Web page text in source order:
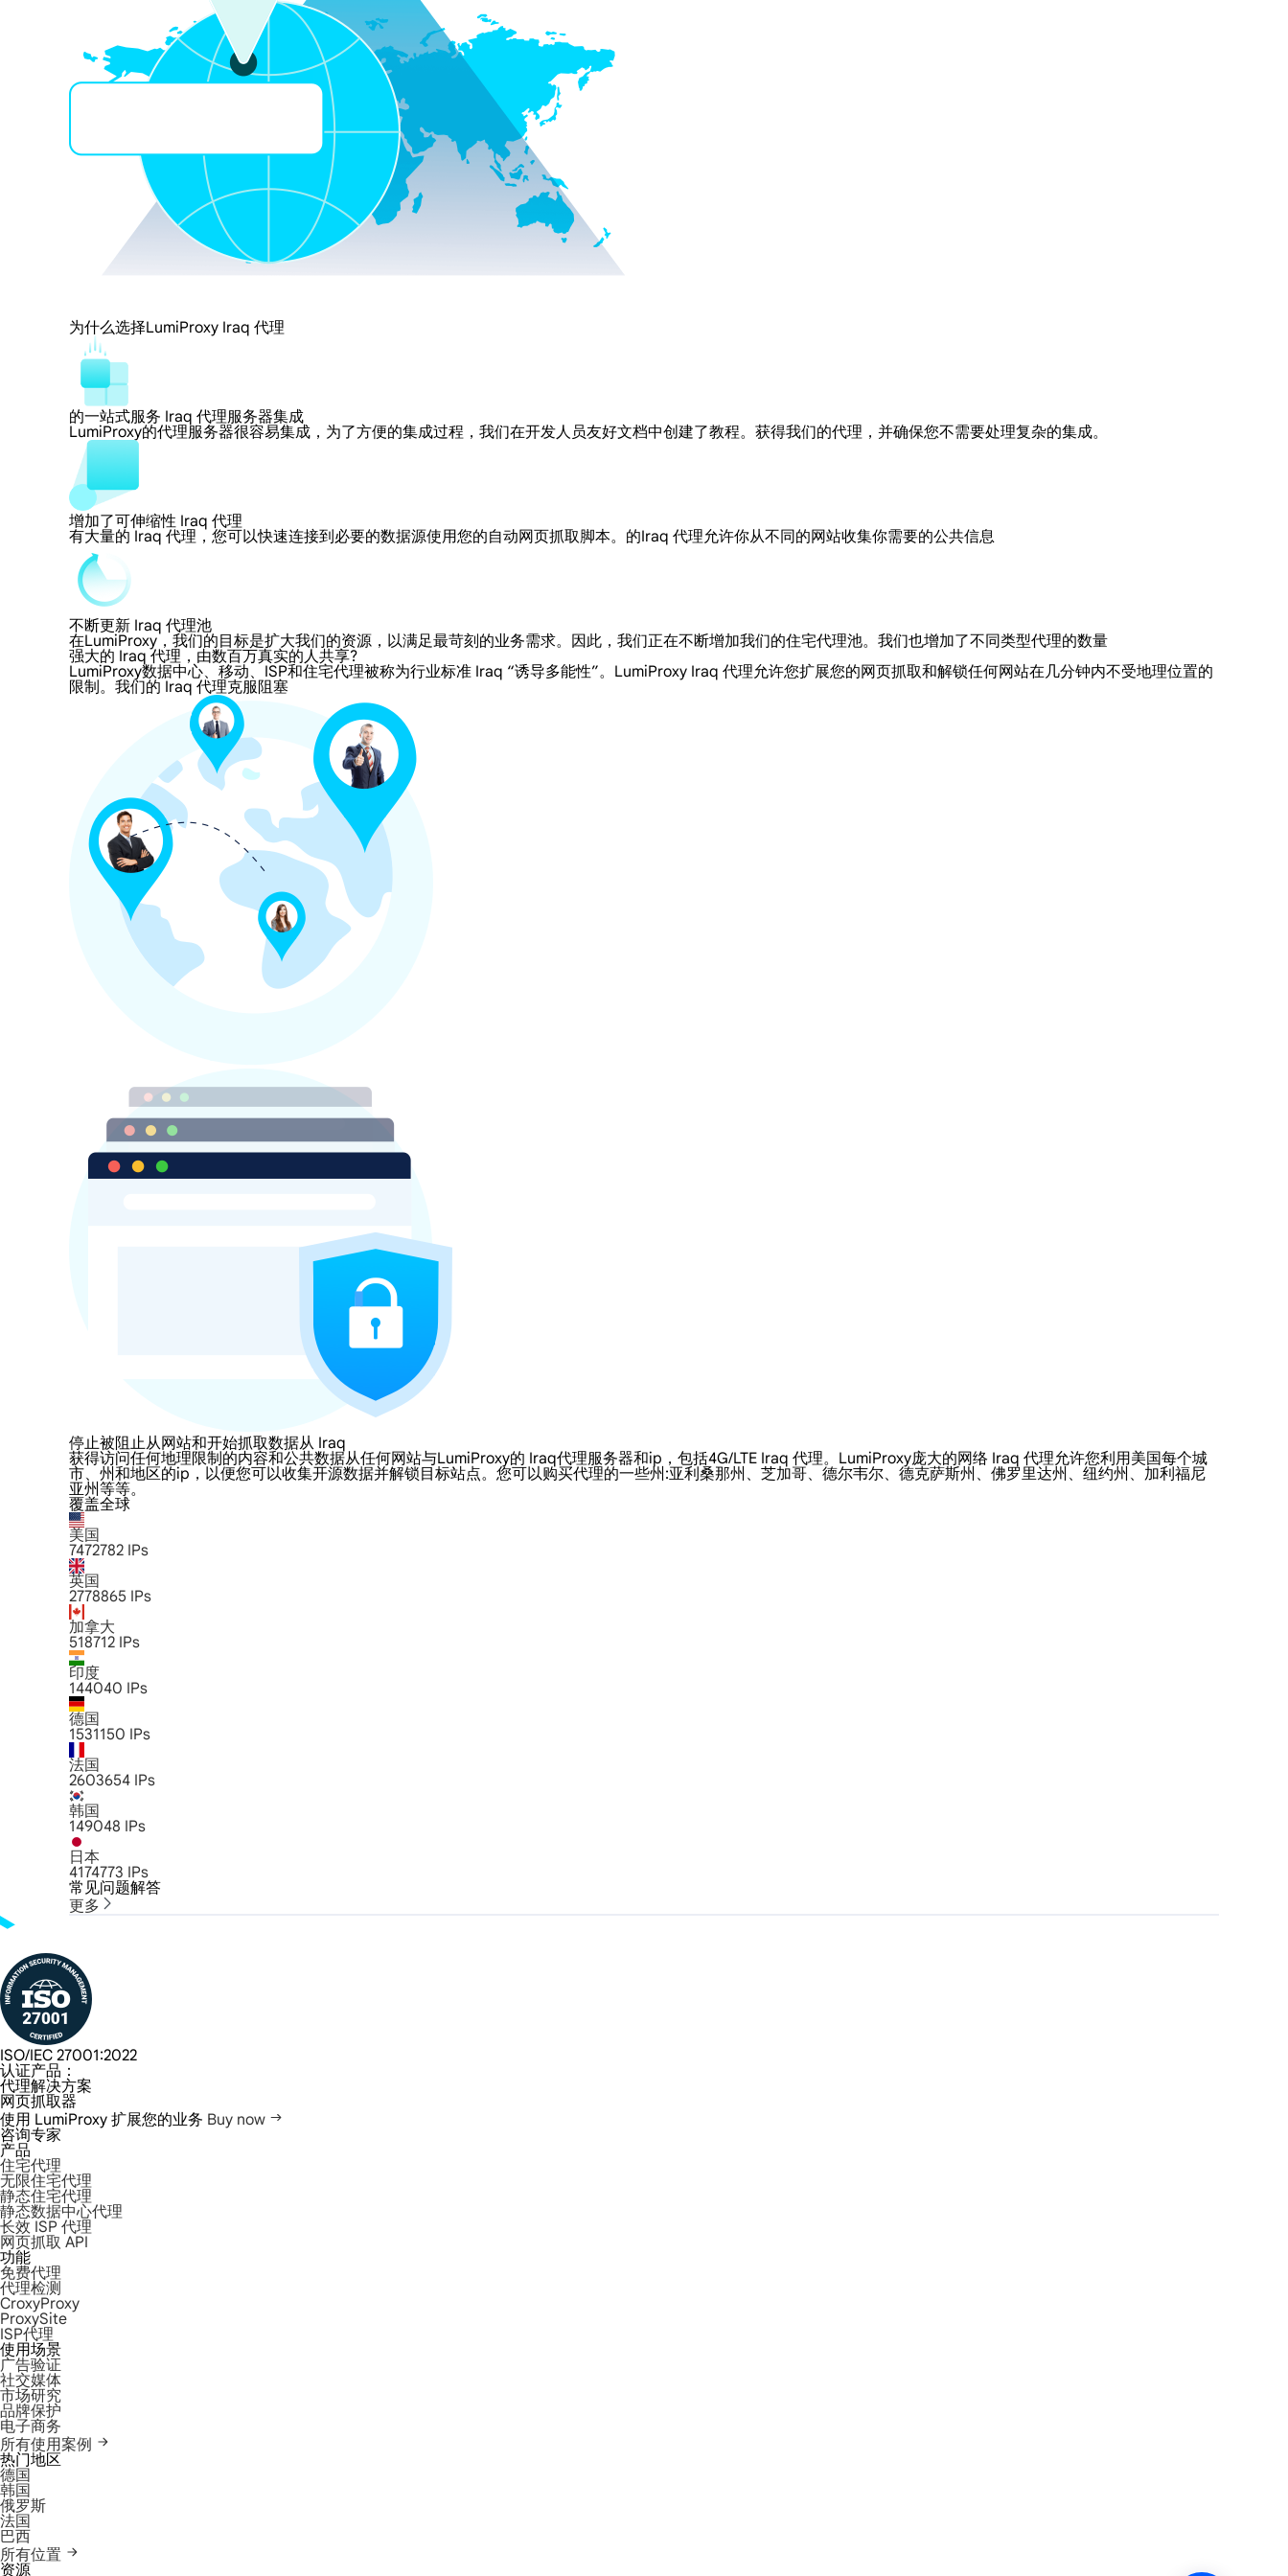
为什么选择LumiProxy Iraq 代理
的一站式服务 Iraq 代理服务器集成
LumiProxy的代理服务器很容易集成，为了方便的集成过程，我们在开发人员友好文档中创建了教程。获得我们的代理，并确保您不需要处理复杂的集成。
增加了可伸缩性 Iraq 代理
有大量的 Iraq 代理，您可以快速连接到必要的数据源使用您的自动网页抓取脚本。的Iraq 代理允许你从不同的网站收集你需要的公共信息
不断更新 Iraq 代理池
在LumiProxy，我们的目标是扩大我们的资源，以满足最苛刻的业务需求。因此，我们正在不断增加我们的住宅代理池。我们也增加了不同类型代理的数量
强大的 Iraq 代理，由数百万真实的人共享?
LumiProxy数据中心、移动、ISP和住宅代理被称为行业标准 Iraq “诱导多能性”。LumiProxy Iraq 代理允许您扩展您的网页抓取和解锁任何网站在几分钟内不受地理位置的
限制。我们的 Iraq 代理克服阻塞
停止被阻止从网站和开始抓取数据从 Iraq
获得访问任何地理限制的内容和公共数据从任何网站与LumiProxy的 Iraq代理服务器和ip，包括4G/LTE Iraq 代理。LumiProxy庞大的网络 Iraq 代理允许您利用美国每个城
市、州和地区的ip，以便您可以收集开源数据并解锁目标站点。您可以购买代理的一些州:亚利桑那州、芝加哥、德尔韦尔、德克萨斯州、佛罗里达州、纽约州、加利福尼
亚州等等。
覆盖全球
美国
7472782 IPs
英国
2778865 IPs
加拿大
518712 IPs
印度
144040 IPs
德国
1531150 IPs
法国
2603654 IPs
韩国
149048 IPs
日本
4174773 IPs
常见问题解答
更多
ISO/IEC 27001:2022
认证产品：
代理解决方案
网页抓取器
使用 LumiProxy 扩展您的业务 Buy now
咨询专家
产品
住宅代理
无限住宅代理
静态住宅代理
静态数据中心代理
长效 ISP 代理
网页抓取 API
功能
免费代理
代理检测
CroxyProxy
ProxySite
ISP代理
使用场景
广告验证
社交媒体
市场研究
品牌保护
电子商务
所有使用案例
热门地区
德国
韩国
俄罗斯
法国
巴西
所有位置
资源